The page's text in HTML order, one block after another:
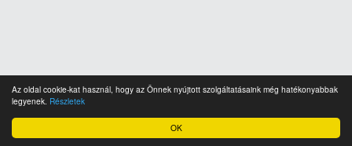
OK
Az oldal cookie-kat használ, hogy az Önnek nyújtott szolgáltatásaink még hatékonyabbak
legyenek. Részletek